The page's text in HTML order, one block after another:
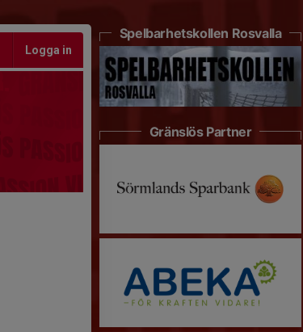
Logga in
Spelbarhetskollen Rosvalla
Gränslös Partner